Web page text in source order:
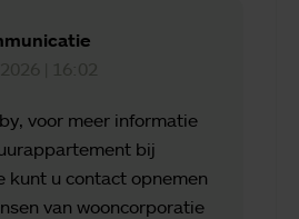
| 16:02
voor meer informatie
bij
kunt u contact opnemen
van wooncorporatie